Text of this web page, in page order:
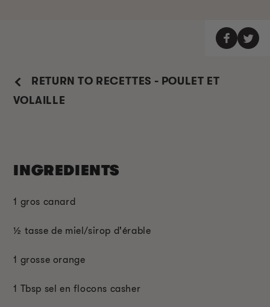
RETURN TO RECETTES - POULET ET
VOLAILLE
INGREDIENTS
1 gros canard
½ tasse de miel/sirop d'érable
1 grosse orange
1 Tbsp sel en flocons casher